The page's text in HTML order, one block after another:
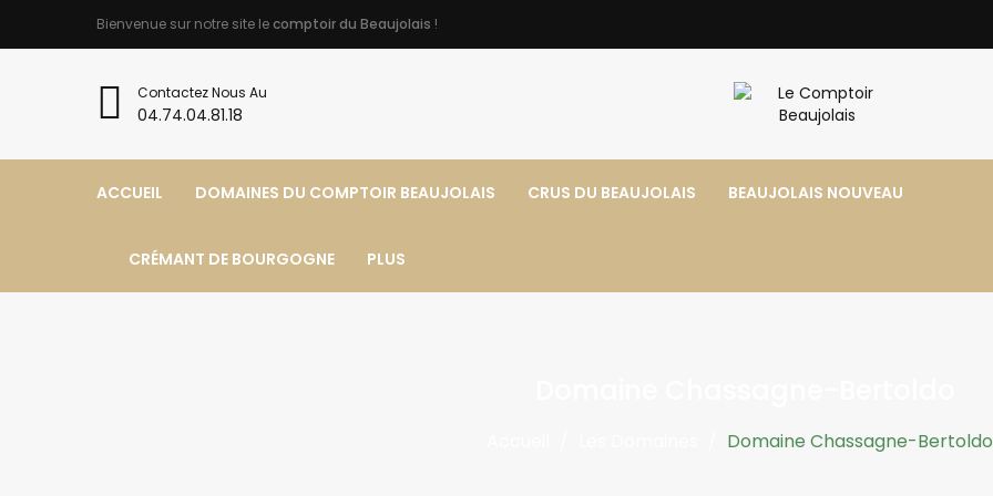
Bienvenue sur notre site lecomptoir du Beaujolais !
Contactez Nous Au
04.74.04.81.18
ACCUEIL DOMAINES DU COMPTOIR BEAUJOLAIS CRUS DU BEAUJOLAIS BEAUJOLAIS NOUVEAU
CRÉMANT DE BOURGOGNE PLUS
Domaine Chassagne-Bertoldo